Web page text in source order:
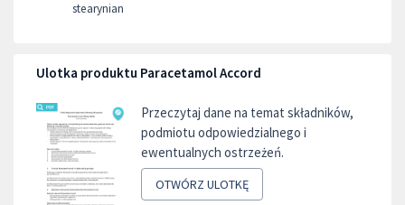
stearynian
Ulotka produktu Paracetamol Accord
Przeczytaj dane na temat składników,
podmiotu odpowiedzialnego i
ewentualnych ostrzeżeń.
OTWÓRZ ULOTKĘ